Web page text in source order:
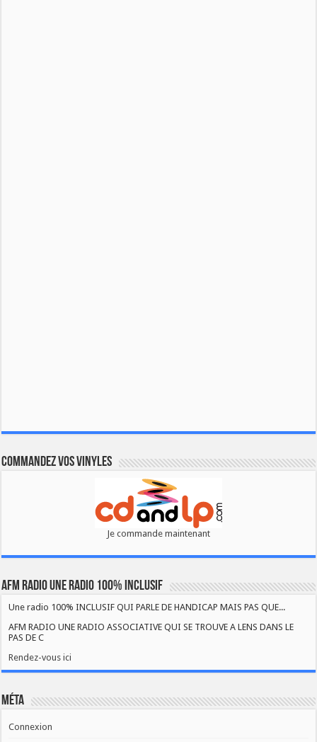
Commandez vos vinyles
Je commande maintenant
AFM RADIO UNE RADIO 100% INCLUSIF
Une radio 100% INCLUSIF QUI PARLE DE HANDICAP MAIS PAS QUE...
AFM RADIO UNE RADIO ASSOCIATIVE QUI SE TROUVE A LENS DANS LE
PAS DE C
Rendez-vous ici
Méta
Connexion